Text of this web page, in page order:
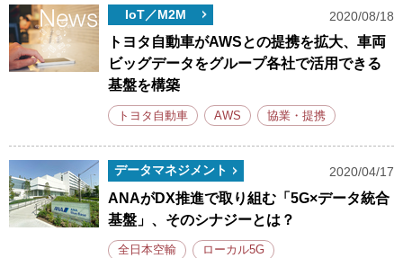
IoT／M2M 2020/08/18
トヨタ自動車がAWSとの提携を拡大、車両
ビッグデータをグループ各社で活用できる
基盤を構築
トヨタ自動車 AWS 協業・提携
データマネジメント 2020/04/17
ANAがDX推進で取り組む「5G×データ統合
基盤」、そのシナジーとは？
全日本空輸 ローカル5G